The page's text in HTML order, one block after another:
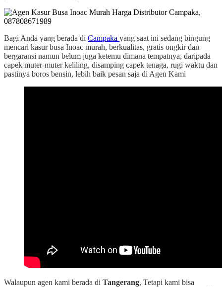
Bagi Anda yang berada di Campaka yang saat ini sedang bingung
mencari kasur busa Inoac murah, berkualitas, gratis ongkir dan
bergaransi namun belum juga ketemu dimana tempatnya, daripada
capek muter-muter keliling, disamping capek tenaga, rugi waktu dan
pastinya boros bensin, lebih baik pesan saja di Agen Kami
Walaupun agen kami berada di Tangerang, Tetapi kami bisa